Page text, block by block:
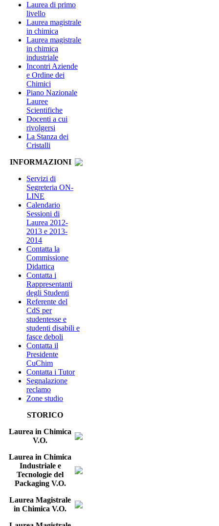
Laurea di primo
livello
Laurea magistrale
in chimica
Laurea magistrale
in chimica
industriale
Incontri Aziende
e Ordine dei
Chimici
Piano Nazionale
Lauree
Scientifiche
Docenti a cui
rivolgersi
La Stanza dei
Cristalli
INFORMAZIONI
Servizi di
Segreteria ON-
LINE
Calendario
Sessioni di
Laurea 2012-
2013 e 2013-
2014
Contatta la
Commissione
Didattica
Contatta i
Rappresentanti
degli Studenti
Referente del
CdS per
studentesse e
studenti disabili e
fasce deboli
Contatta il
Presidente
CuChim
Contatta i Tutor
Segnalazione
reclamo
Zone studio
STORICO
Laurea in Chimica
V.O.
Laurea in Chimica
Industriale e
Tecnologie del
Packaging V.O.
Laurea Magistrale
in Chimica V.O.